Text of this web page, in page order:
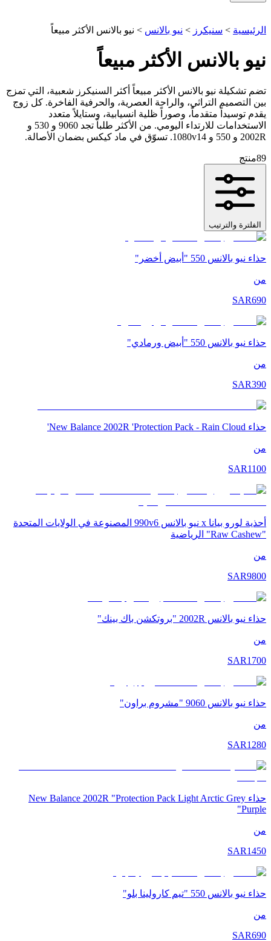
الرئيسية > سنيكرز > نيو بالانس > نيو بالانس الأكثر مبيعاً
نيو بالانس الأكثر مبيعاً
تضم تشكيلة نيو بالانس الأكثر مبيعاً أكثر السنيكرز شعبية، التي تمزج
بين التصميم التراثي، والراحة العصرية، والحرفية الفاخرة. كل زوج
يقدم توسيداً متقدماً، وصوراً ظلية انسيابية، وستايلاً متعدد
الاستخدامات للارتداء اليومي. من الأكثر طلباً تجد 9060 و 530 و
2002R و 550 و 1080v14. تسوّق في ماد كيكس بضمان الأصالة.
89منتج
الفلترة والترتيب
حذاء نيو بالانس 550 "أبيض أخضر"
من
SAR690
حذاء نيو بالانس 550 "أبيض ورمادي"
من
SAR390
حذاء New Balance 2002R 'Protection Pack - Rain Cloud'
من
SAR1100
أحذية لورو بيانا x نيو بالانس 990v6 المصنوعة في الولايات المتحدة
"Raw Cashew" الرياضية
من
SAR9800
حذاء نيو بالانس 2002R "بروتكشن باك بينك"
من
SAR1700
حذاء نيو بالانس 9060 "مشروم براون"
من
SAR1280
حذاء New Balance 2002R "Protection Pack Light Arctic Grey
Purple"
من
SAR1450
حذاء نيو بالانس 550 "تيم كارولينا بلو"
من
SAR690